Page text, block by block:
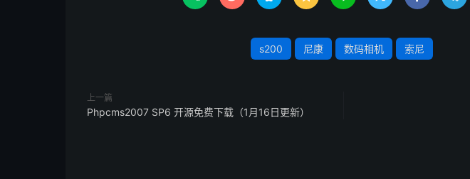
s200 尼康 数码相机 索尼
上一篇
Phpcms2007 SP6 开源免费下载（1月16日更新）